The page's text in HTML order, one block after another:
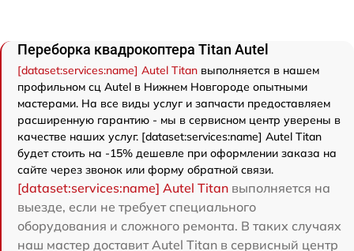
Переборка квадрокоптера Titan Autel
[dataset:services:name] Autel Titan выполняется в нашем
профильном сц Autel в Нижнем Новгороде опытными
мастерами. На все виды услуг и запчасти предоставляем
расширенную гарантию - мы в сервисном центр уверены в
качестве наших услуг. [dataset:services:name] Autel Titan
будет стоить на -15% дешевле при оформлении заказа на
сайте через звонок или форму обратной связи.
[dataset:services:name] Autel Titan выполняется на
выезде, если не требует специального
оборудования и сложного ремонта. В таких случаях
наш мастер доставит Autel Titan в сервисный центр